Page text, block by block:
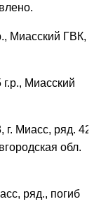
Миасский ГВК,
г.р., Миасский
г. Миасс, ряд.
обл.
ряд., погиб